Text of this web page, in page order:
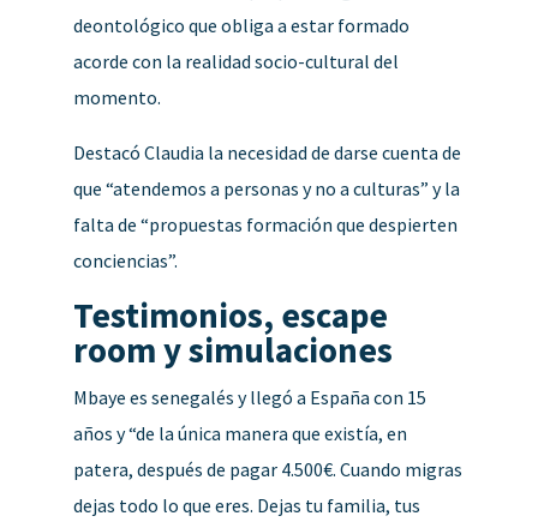
deontológico que obliga a estar formado
acorde con la realidad socio-cultural del
momento.
Destacó Claudia la necesidad de darse cuenta de
que “atendemos a personas y no a culturas” y la
falta de “propuestas formación que despierten
conciencias”.
Testimonios, escape
room y simulaciones
Mbaye es senegalés y llegó a España con 15
años y “de la única manera que existía, en
patera, después de pagar 4.500€. Cuando migras
dejas todo lo que eres. Dejas tu familia, tus